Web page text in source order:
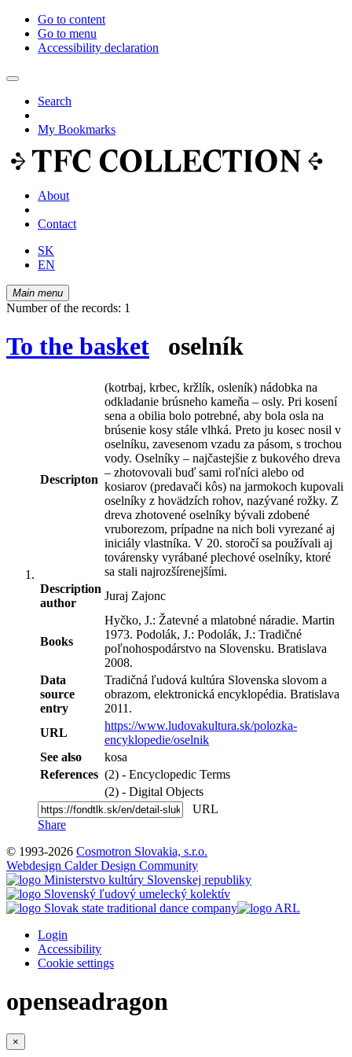
Go to content
Go to menu
Accessibility declaration
Search
My Bookmarks
About
Contact
SK
EN
Main menu
Number of the records: 1
To the basket oselník
Descripton
(kotrbaj, krbec, kržlík, osleník) nádobka na
odkladanie brúsneho kameňa – osly. Pri kosení
sena a obilia bolo potrebné, aby bola osla na
brúsenie kosy stále vlhká. Preto ju kosec nosil v
oselníku, zavesenom vzadu za pásom, s trochou
vody. Oselníky – najčastejšie z bukového dreva
– zhotovovali buď sami roľníci alebo od
kosiarov (predavači kôs) na jarmokoch kupovali
oselníky z hovädzích rohov, nazývané rožky. Z
dreva zhotovené oselníky bývali zdobené
vruborezom, prípadne na nich boli vyrezané aj
iniciály vlastníka. V 20. storočí sa používali aj
továrensky vyrábané plechové oselníky, ktoré
sa stali najrozšírenejšími.
Description
author
Juraj Zajonc
Books
Hyčko, J.: Žatevné a mlatobné náradie. Martin
1973. Podolák, J.: Podolák, J.: Tradičné
poľnohospodárstvo na Slovensku. Bratislava
2008.
Data
source
entry
Tradičná ľudová kultúra Slovenska slovom a
obrazom, elektronická encyklopédia. Bratislava
2011.
URL
https://www.ludovakultura.sk/polozka-
encyklopedie/oselnik
See also
kosa
References (2) - Encyclopedic Terms
(2) - Digital Objects
URL
Share
© 1993-2026 Cosmotron Slovakia, s.r.o.
Webdesign Calder Design Community
Login
Accessibility
Cookie settings
openseadragon
×